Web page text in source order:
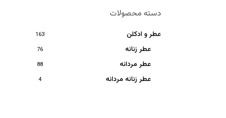
دسته محصولات
عطر و ادکلن 163
عطر زنانه 76
عطر مردانه 88
عطر زنانه مردانه 4